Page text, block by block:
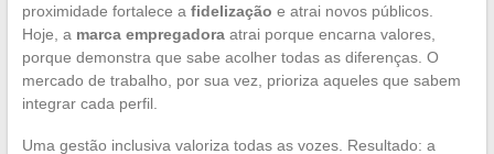
proximidade fortalece a fidelização e atrai novos públicos.
Hoje, a marca empregadoraatrai porque encarna valores,
porque demonstra que sabe acolher todas as diferenças. O
mercado de trabalho, por sua vez, prioriza aqueles que sabem
integrar cada perfil.
Uma gestão inclusiva valoriza todas as vozes. Resultado: a